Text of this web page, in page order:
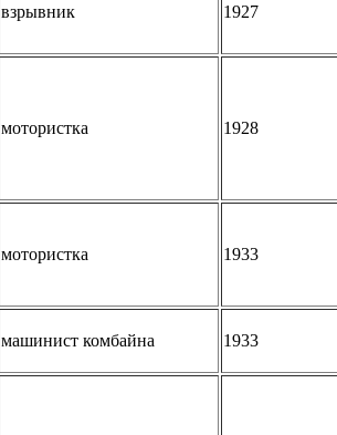
взрывник 1927
мотористка 1928
мотористка 1933
машинист комбайна 1933